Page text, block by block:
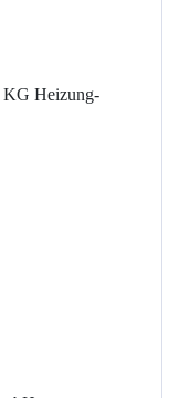
KG Heizung-